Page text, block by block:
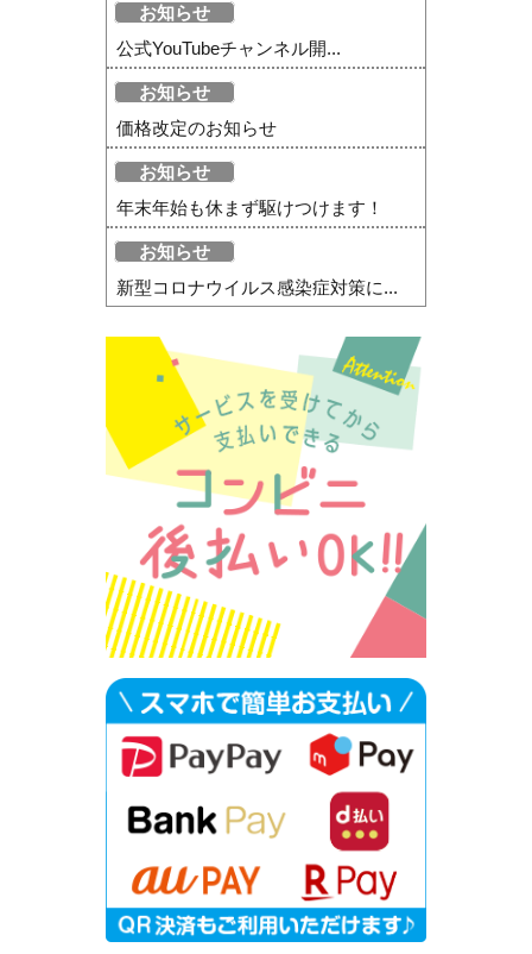
お知らせ
公式YouTubeチャンネル開...
お知らせ
価格改定のお知らせ
お知らせ
年末年始も休まず駆けつけます！
お知らせ
新型コロナウイルス感染症対策に...